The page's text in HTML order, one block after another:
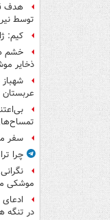
هدف
توسط
کیم:
خشم
ذخایر
سفر
چرا
موشکی
در تنگه